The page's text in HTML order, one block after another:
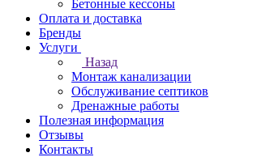
Бетонные кессоны
Оплата и доставка
Бренды
Услуги
Назад
Монтаж канализации
Обслуживание септиков
Дренажные работы
Полезная информация
Отзывы
Контакты